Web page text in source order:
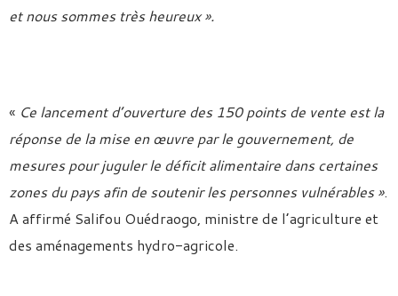
et nous sommes très heureux ».
« Ce lancement d’ouverture des 150 points de vente est la
réponse de la mise en œuvre par le gouvernement, de
mesures pour juguler le déficit alimentaire dans certaines
zones du pays afin de soutenir les personnes vulnérables ».
A affirmé Salifou Ouédraogo, ministre de l’agriculture et
des aménagements hydro-agricole.